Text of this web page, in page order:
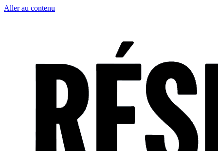
Aller au contenu